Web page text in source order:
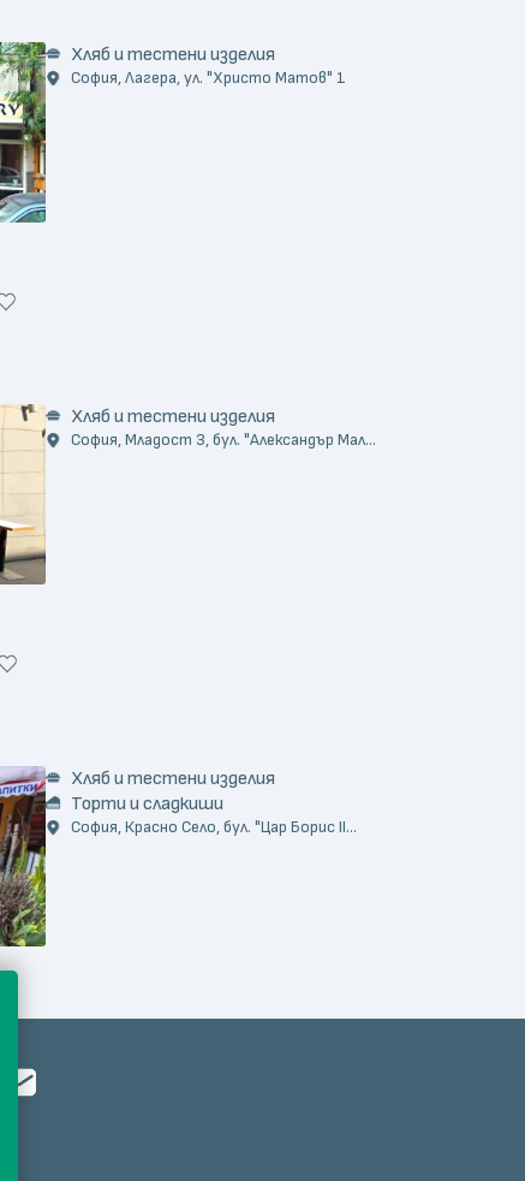
Хляб и тестени изделия
София, Лагера, ул. "Христо Матов" 1
Хляб и тестени изделия
София, Младост 3, бул. "Александър Мал...
Хляб и тестени изделия
Торти и сладкиши
София, Красно Село, бул. "Цар Борис II...